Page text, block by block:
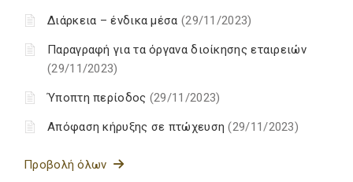
Διάρκεια – ένδικα μέσα (29/11/2023)
Παραγραφή για τα όργανα διοίκησης εταιρειών
(29/11/2023)
Ύποπτη περίοδος (29/11/2023)
Απόφαση κήρυξης σε πτώχευση(29/11/2023)
Προβολή όλων